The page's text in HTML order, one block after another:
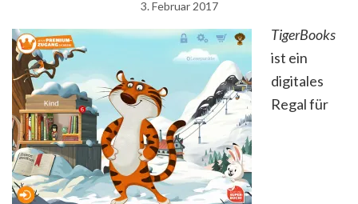
3. Februar 2017
TigerBooks
ist ein
digitales
Regal für